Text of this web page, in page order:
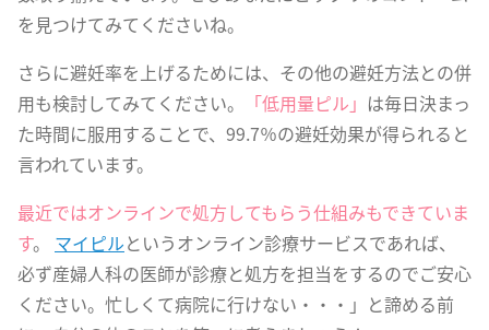
を見つけてみてくださいね。
さらに避妊率を上げるためには、その他の避妊方法との併
用も検討してみてください。
「低用量ピル」 は毎日決まっ
た時間に服用することで、99.7％の避妊効果が得られると
言われています。
最近ではオンラインで処方してもらう仕組みもできていま
す。 マイピルというオンライン診療サービスであれば、
必ず産婦人科の医師が診療と処方を担当をするのでご安心
ください。忙しくて病院に行けない・・・」と諦める前